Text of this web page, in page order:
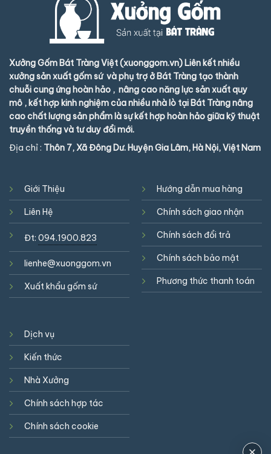
Xưởng Gốm Bát Tràng Việt (xuonggom.vn) Liên kết nhiều
xưởng sản xuất gốm sứ và phụ trợ ở Bát Tràng tạo thành
chuỗi cung ứng hoàn hảo , nâng cao năng lực sản xuất quy
mô , kết hợp kinh nghiệm của nhiều nhà lò tại Bát Tràng nâng
cao chất lượng sản phẩm là sự kết hợp hoàn hảo giữa kỹ thuật
truyền thống và tư duy đổi mới.
Địa chỉ : Thôn 7, Xã Đông Dư. Huyện Gia Lâm, Hà Nội, Việt Nam
Giới Thiệu
Liên Hệ
Đt: 094.1900.823
lienhe@xuonggom.vn
Xuất khẩu gốm sứ
Hướng dẫn mua hàng
Chính sách giao nhận
Chính sách đổi trả
Chính sách bảo mật
Phương thức thanh toán
Dịch vụ
Kiến thức
Nhà Xưởng
Chính sách hợp tác
Chính sách cookie